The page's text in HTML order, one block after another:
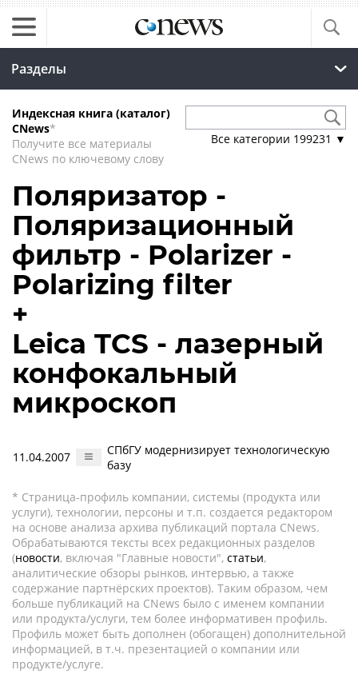
Разделы
Индексная книга (каталог)
CNews*
Получите все материалы
CNews по ключевому слову
Все категории 199231 ▼
Поляризатор -
Поляризационный
фильтр - Polarizer -
Polarizing filter
+
Leica TCS - лазерный
конфокальный
микроскоп
11.04.2007
СПбГУ модернизирует технологическую
базу
* Страница-профиль компании, системы (продукта или
услуги), технологии, персоны и т.п. создается редактором
на основе анализа архива публикаций портала CNews.
Обрабатываются тексты всех редакционных разделов
(новости, включая "Главные новости", статьи,
аналитические обзоры рынков, интервью, а также
содержание партнёрских проектов). Таким образом, чем
больше публикаций на CNews было с именем компании
или продукта/услуги, тем более информативен профиль.
Профиль может быть дополнен (обогащен) дополнительной
информацией, в т.ч. презентацией о компании или
продукте/услуге.